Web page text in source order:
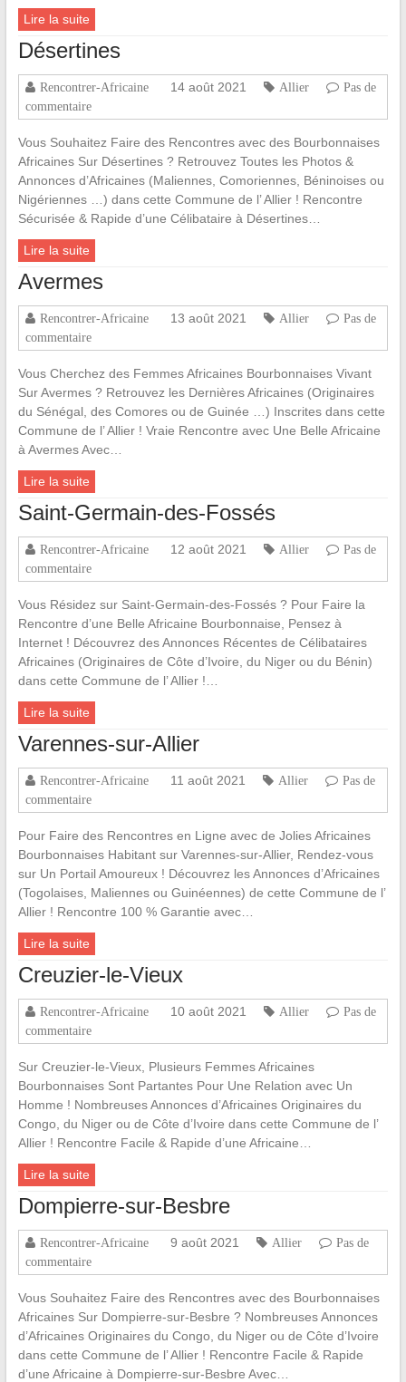
Lire la suite
Désertines
Rencontrer-Africaine 14 août 2021 Allier
Pas de
commentaire
Vous Souhaitez Faire des Rencontres avec des Bourbonnaises
Africaines Sur Désertines ? Retrouvez Toutes les Photos &
Annonces d’Africaines (Maliennes, Comoriennes, Béninoises ou
Nigériennes …) dans cette Commune de l’ Allier ! Rencontre
Sécurisée & Rapide d’une Célibataire à Désertines…
Lire la suite
Avermes
Rencontrer-Africaine 13 août 2021 Allier
Pas de
commentaire
Vous Cherchez des Femmes Africaines Bourbonnaises Vivant
Sur Avermes ? Retrouvez les Dernières Africaines (Originaires
du Sénégal, des Comores ou de Guinée …) Inscrites dans cette
Commune de l’ Allier ! Vraie Rencontre avec Une Belle Africaine
à Avermes Avec…
Lire la suite
Saint-Germain-des-Fossés
Rencontrer-Africaine 12 août 2021 Allier
Pas de
commentaire
Vous Résidez sur Saint-Germain-des-Fossés ? Pour Faire la
Rencontre d’une Belle Africaine Bourbonnaise, Pensez à
Internet ! Découvrez des Annonces Récentes de Célibataires
Africaines (Originaires de Côte d’Ivoire, du Niger ou du Bénin)
dans cette Commune de l’ Allier !…
Lire la suite
Varennes-sur-Allier
Rencontrer-Africaine 11 août 2021 Allier
Pas de
commentaire
Pour Faire des Rencontres en Ligne avec de Jolies Africaines
Bourbonnaises Habitant sur Varennes-sur-Allier, Rendez-vous
sur Un Portail Amoureux ! Découvrez les Annonces d’Africaines
(Togolaises, Maliennes ou Guinéennes) de cette Commune de l’
Allier ! Rencontre 100 % Garantie avec…
Lire la suite
Creuzier-le-Vieux
Rencontrer-Africaine 10 août 2021 Allier
Pas de
commentaire
Sur Creuzier-le-Vieux, Plusieurs Femmes Africaines
Bourbonnaises Sont Partantes Pour Une Relation avec Un
Homme ! Nombreuses Annonces d’Africaines Originaires du
Congo, du Niger ou de Côte d’Ivoire dans cette Commune de l’
Allier ! Rencontre Facile & Rapide d’une Africaine…
Lire la suite
Dompierre-sur-Besbre
Rencontrer-Africaine 9 août 2021 Allier
Pas de
commentaire
Vous Souhaitez Faire des Rencontres avec des Bourbonnaises
Africaines Sur Dompierre-sur-Besbre ? Nombreuses Annonces
d’Africaines Originaires du Congo, du Niger ou de Côte d’Ivoire
dans cette Commune de l’ Allier ! Rencontre Facile & Rapide
d’une Africaine à Dompierre-sur-Besbre Avec…